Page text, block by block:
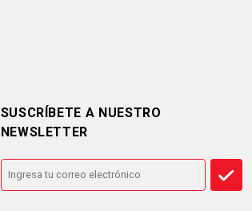
SUSCRÍBETE A NUESTRO
NEWSLETTER